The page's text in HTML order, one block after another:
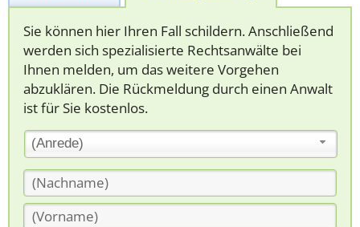
Sie können hier Ihren Fall schildern. Anschließend
werden sich spezialisierte Rechtsanwälte bei
Ihnen melden, um das weitere Vorgehen
abzuklären. Die Rückmeldung durch einen Anwalt
ist für Sie kostenlos.
(Anrede)